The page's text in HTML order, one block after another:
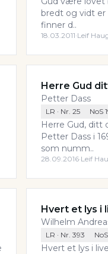
bredt og vidt er
finner d..
18.03.2011·Leif
Herre Gud
Petter Dass
LR · Nr. 25 NoS
Herre Gud, ditt
Petter Dass i
som numm..
28.09.2016·Leif
Hvert et lys i
Wilhelm
LR · Nr. 393
Hvert et lys i